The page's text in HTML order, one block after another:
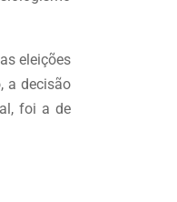
eleições
a decisão
foi a de